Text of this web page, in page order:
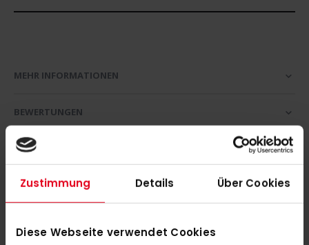
Zustimmung Details Über Cookies
Diese Webseite verwendet Cookies
MEHR INFORMATIONEN
BEWERTUNGEN
ÄHNLICHE PRODUKTE
Markieren Sie die Artikel, um Sie dem Warenkorb hinzuzufügen
oderAlle auswählen
OSAKA FURO COURT White 2025